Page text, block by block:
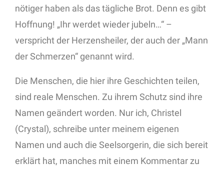
nötiger haben als das tägliche Brot. Denn es gibt
Hoffnung! „Ihr werdet wieder jubeln…“ –
verspricht der Herzensheiler, der auch der „Mann
der Schmerzen“ genannt wird.
Die Menschen, die hier ihre Geschichten teilen,
sind reale Menschen. Zu ihrem Schutz sind ihre
Namen geändert worden. Nur ich, Christel
(Crystal), schreibe unter meinem eigenen
Namen und auch die Seelsorgerin, die sich bereit
erklärt hat, manches mit einem Kommentar zu